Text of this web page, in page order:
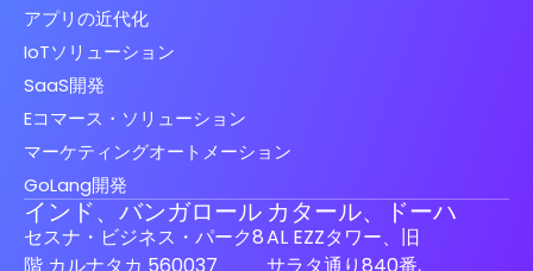
アプリの近代化
IoTソリューション
SaaS開発
Eコマース・ソリューション
マーケティングオートメーション
GoLang開発
インド、バンガロール
セスナ・ビジネス・パーク8
カタール、ドーハ
AL EZZタワー、旧